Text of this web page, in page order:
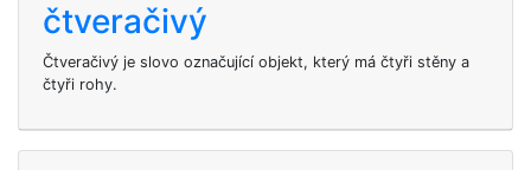
čtveračivý
Čtveračivý je slovo označující objekt, který má čtyři stěny a
čtyři rohy.